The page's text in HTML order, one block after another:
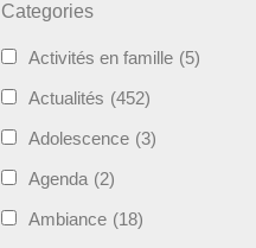
Categories
Activités en famille (5)
Actualités (452)
Adolescence (3)
Agenda (2)
Ambiance (18)